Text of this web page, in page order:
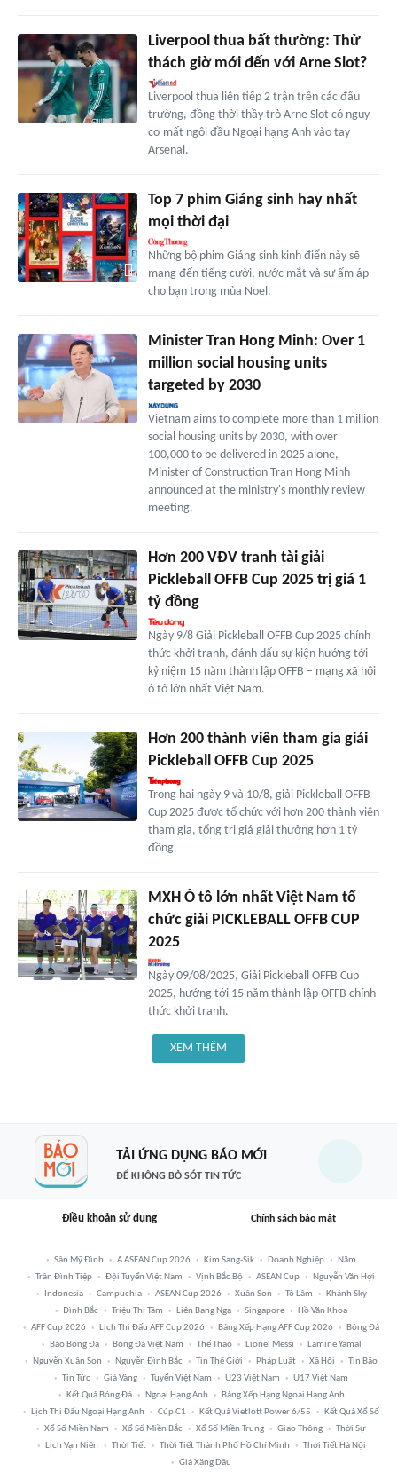
Liverpool thua bất thường: Thử
thách giờ mới đến với Arne Slot?
Liverpool thua liên tiếp 2 trận trên các đấu
trường, đồng thời thầy trò Arne Slot có nguy
cơ mất ngôi đầu Ngoại hạng Anh vào tay
Arsenal.
Top 7 phim Giáng sinh hay nhất
mọi thời đại
Những bộ phim Giáng sinh kinh điển này sẽ
mang đến tiếng cười, nước mắt và sự ấm áp
cho bạn trong mùa Noel.
Minister Tran Hong Minh: Over 1
million social housing units
targeted by 2030
Vietnam aims to complete more than 1 million
social housing units by 2030, with over
100,000 to be delivered in 2025 alone,
Minister of Construction Tran Hong Minh
announced at the ministry's monthly review
meeting.
Hơn 200 VĐV tranh tài giải
Pickleball OFFB Cup 2025 trị giá 1
tỷ đồng
Ngày 9/8 Giải Pickleball OFFB Cup 2025 chính
thức khởi tranh, đánh dấu sự kiện hướng tới
kỷ niệm 15 năm thành lập OFFB – mạng xã hội
ô tô lớn nhất Việt Nam.
Hơn 200 thành viên tham gia giải
Pickleball OFFB Cup 2025
Trong hai ngày 9 và 10/8, giải Pickleball OFFB
Cup 2025 được tổ chức với hơn 200 thành viên
tham gia, tổng trị giá giải thưởng hơn 1 tỷ
đồng.
MXH Ô tô lớn nhất Việt Nam tổ
chức giải PICKLEBALL OFFB CUP
2025
Ngày 09/08/2025, Giải Pickleball OFFB Cup
2025, hướng tới 15 năm thành lập OFFB chính
thức khởi tranh.
XEM THÊM
TẢI ỨNG DỤNG BÁO MỚI
ĐỂ KHÔNG BỎ SÓT TIN TỨC
Điều khoản sử dụng Chính sách bảo mật
Sân Mỹ Đình A ASEAN Cup 2026 Kim Sang-Sik Doanh Nghiệp
Năm
Trần Đình Tiệp
Đội Tuyển Việt Nam Vịnh Bắc Bộ ASEAN Cup
Nguyễn Văn Hợi
Indonesia
Campuchia ASEAN Cup 2026 Xuân Son Tô Lâm
Khánh Sky
Đình Bắc
Triệu Thị Tâm Liên Bang Nga Singapore
Hồ Văn Khoa
AFF Cup 2026
Lịch Thi Đấu AFF Cup 2026 Bảng Xếp Hạng AFF Cup 2026
Bóng Đá
Báo Bóng Đá
Bóng Đá Việt Nam Thể Thao Lionel Messi
Lamine Yamal
Nguyễn Xuân Son
Nguyễn Đình Bắc Tin Thế Giới Pháp Luật Xã Hội
Tin Bão
Tin Tức
Giá Vàng Tuyển Việt Nam U23 Việt Nam
U17 Việt Nam
Kết Quả Bóng Đá
Ngoại Hạng Anh
Bảng Xếp Hạng Ngoại Hạng Anh
Lịch Thi Đấu Ngoại Hạng Anh
Cúp C1 Kết Quả Vietlott Power 6/55
Kết Quả Xổ Số
Xổ Số Miền Nam
Xổ Số Miền Bắc Xổ Số Miền Trung Giao Thông
Thời Sự
Lịch Vạn Niên
Thời Tiết Thời Tiết Thành Phố Hồ Chí Minh
Thời Tiết Hà Nội
Giá Xăng Dầu